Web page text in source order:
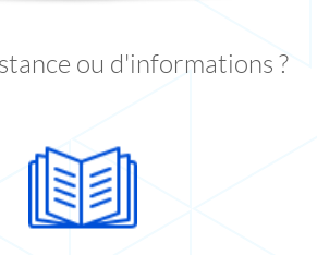
ou d'informations ?